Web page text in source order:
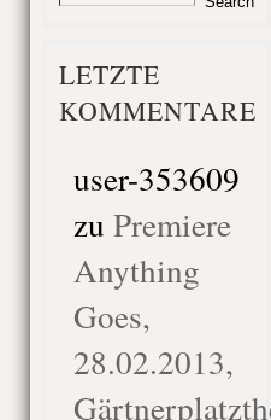
LETZTE
KOMMENTARE
user-353609
zu Premiere
Anything
Goes,
28.02.2013,